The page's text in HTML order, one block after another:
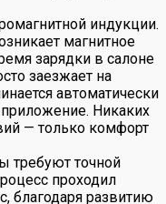
индукции.
магнитное
зарядки в салоне
заезжает на
автоматически
Никаких
— только комфорт
требуют точной
проходил
благодаря развитию